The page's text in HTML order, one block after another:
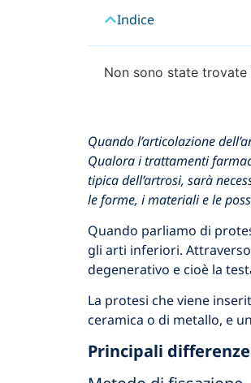
Indice
Non sono state
Quando l’articolazione
Qualora i trattamenti
tipica dell’artrosi, sarà
le forme, i materiali e le
Quando parliamo di
gli arti inferiori.
degenerativo e cioè la
La protesi che viene
ceramica o di metallo, e
Principali differenze